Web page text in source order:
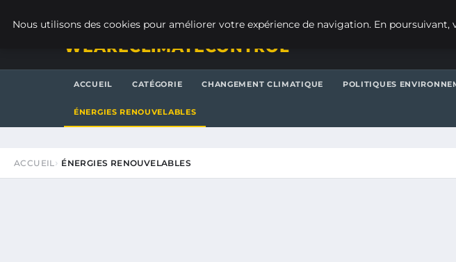
WEARECLIMATECONTROL
ACCUEIL CATÉGORIE CHANGEMENT CLIMATIQUE POLITIQUES
ÉNERGIES RENOUVELABLES
ACCUEIL ÉNERGIES RENOUVELABLES
Nous utilisons des cookies pour améliorer votre expérience de navigation. En